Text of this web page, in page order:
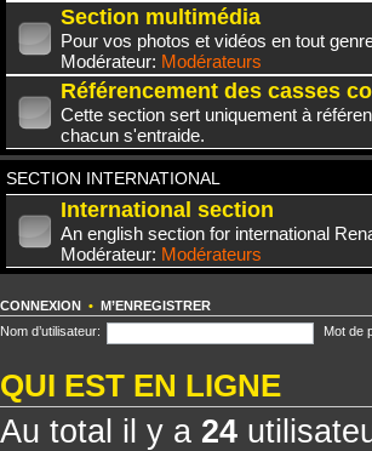
Section multimédia
Pour vos photos et vidéos en tout
Modérateur: Modérateurs
Référencement des casses
Cette section sert uniquement à
chacun s'entraide.
SECTION INTERNATIONAL
International section
An english section for international
Modérateur: Modérateurs
CONNEXION • M’ENREGISTRER
Nom d’utilisateur:
Mot de
QUI EST EN LIGNE
Au total il y a 24